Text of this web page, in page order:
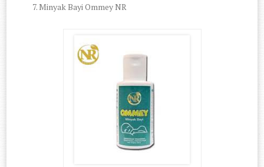
7. Minyak Bayi Ommey NR